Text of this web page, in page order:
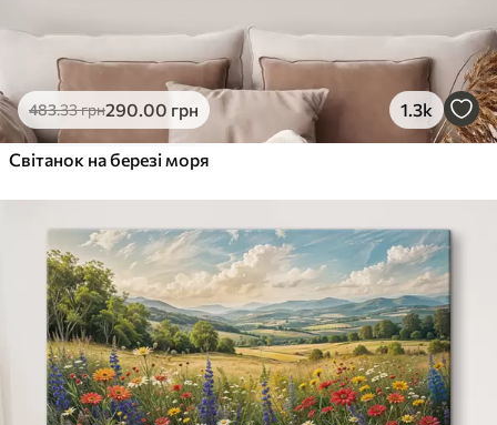
483.33грн290.00 грн 1.3k
Світанок на березі моря